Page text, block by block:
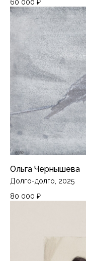
60 000 ₽
Ольга Чернышева
Долго-долго, 2025
80 000 ₽